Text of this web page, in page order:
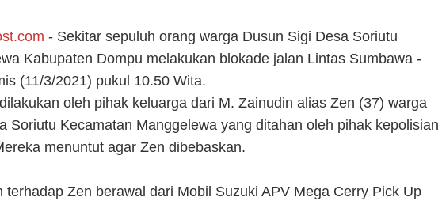
- Sekitar sepuluh orang warga Dusun Sigi Desa Soriutu
Kabupaten Dompu melakukan blokade jalan Lintas Sumbawa -
(11/3/2021) pukul 10.50 Wita.
oleh pihak keluarga dari M. Zainudin alias Zen (37) warga
Soriutu Kecamatan Manggelewa yang ditahan oleh pihak kepolisian
menuntut agar Zen dibebaskan.
terhadap Zen berawal dari Mobil Suzuki APV Mega Cerry Pick Up